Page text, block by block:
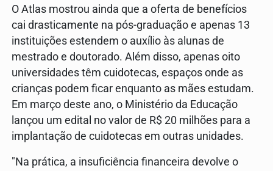
O Atlas mostrou ainda que a oferta de benefícios
cai drasticamente na pós-graduação e apenas 13
instituições estendem o auxílio às alunas de
mestrado e doutorado. Além disso, apenas oito
universidades têm cuidotecas, espaços onde as
crianças podem ficar enquanto as mães estudam.
Em março deste ano, o Ministério da Educação
lançou um edital no valor de R$ 20 milhões para a
implantação de cuidotecas em outras unidades.
"Na prática, a insuficiência financeira devolve o